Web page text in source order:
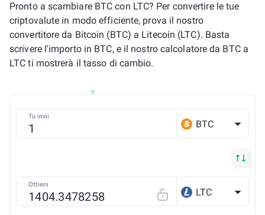
Pronto a scambiare BTC con LTC? Per convertire le tue
criptovalute in modo efficiente, prova il nostro
convertitore da Bitcoin (BTC) a Litecoin (LTC). Basta
scrivere l'importo in BTC, e il nostro calcolatore da BTC a
LTC ti mostrerà il tasso di cambio.
Tu invii
BTC
Ottieni
LTC